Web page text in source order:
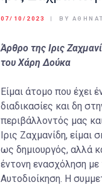
07/10/2023 BY
Άρθρο της Ιρις
του Χάρη Δούκα
Είμαι άτομο που έχει
διαδικασίες και δη
περιβάλλοντός μας
Ιρις Ζαχμανίδη,
ως δημιουργός, αλλά
έντονη ενασχόληση με
Αυτοδιοίκηση. Η